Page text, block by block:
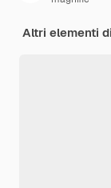
Altri elementi